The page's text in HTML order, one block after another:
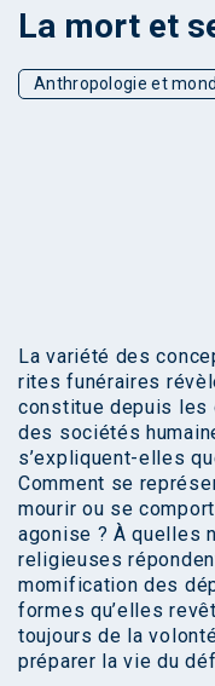
La mort et
Anthropologie et
La variété des
rites funéraires
constitue depuis les
des sociétés
s’expliquent-elles
Comment se
mourir ou se
agonise ? À quelles
religieuses
momification des
formes qu’elles
toujours de la
préparer la vie du